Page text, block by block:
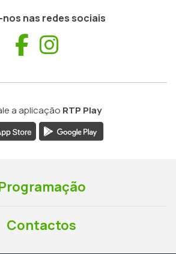
nas redes sociais
Facebook
a aplicação RTP Play
Contactos